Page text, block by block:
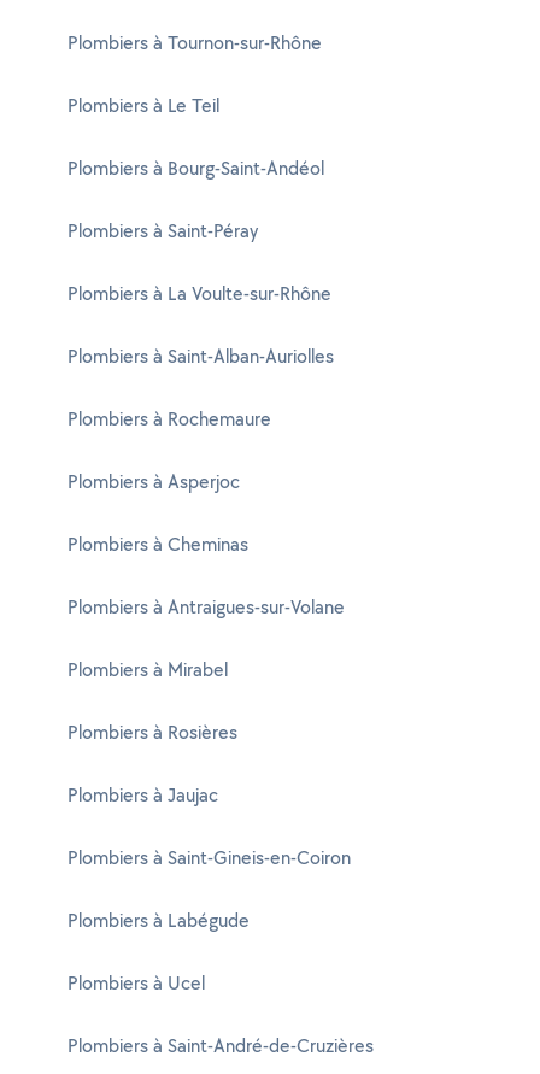
Plombiers à Tournon-sur-Rhône
Plombiers à Le Teil
Plombiers à Bourg-Saint-Andéol
Plombiers à Saint-Péray
Plombiers à La Voulte-sur-Rhône
Plombiers à Saint-Alban-Auriolles
Plombiers à Rochemaure
Plombiers à Asperjoc
Plombiers à Cheminas
Plombiers à Antraigues-sur-Volane
Plombiers à Mirabel
Plombiers à Rosières
Plombiers à Jaujac
Plombiers à Saint-Gineis-en-Coiron
Plombiers à Labégude
Plombiers à Ucel
Plombiers à Saint-André-de-Cruzières